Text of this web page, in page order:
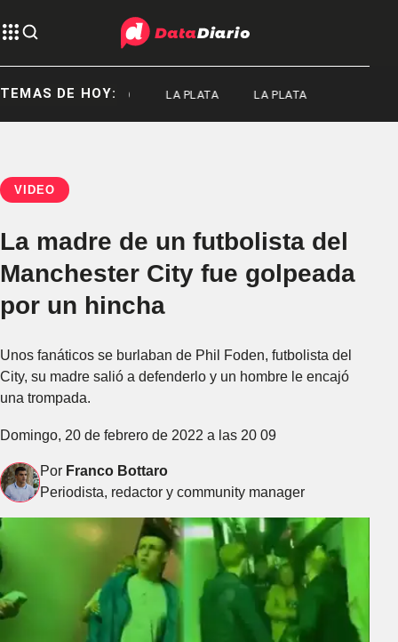
TEMAS DE HOY:
SENADO LA PLATA LA PLATA
VIDEO
La madre de un futbolista del
Manchester City fue golpeada
por un hincha
Unos fanáticos se burlaban de Phil Foden, futbolista del
City, su madre salió a defenderlo y un hombre le encajó
una trompada.
Domingo, 20 de febrero de 2022 a las 20 09
Por Franco Bottaro
Periodista, redactor y community manager